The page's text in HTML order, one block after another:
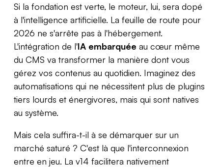
Si la fondation est verte, le moteur, lui, sera dopé
à l'intelligence artificielle. La feuille de route pour
2026 ne s'arrête pas à l'hébergement.
L'intégration de l'IA embarquée au cœur même
du CMS va transformer la manière dont vous
gérez vos contenus au quotidien. Imaginez des
automatisations qui ne nécessitent plus de plugins
tiers lourds et énergivores, mais qui sont natives
au système.
Mais cela suffira-t-il à se démarquer sur un
marché saturé ? C'est là que l'interconnexion
entre en jeu. La v14 facilitera nativement